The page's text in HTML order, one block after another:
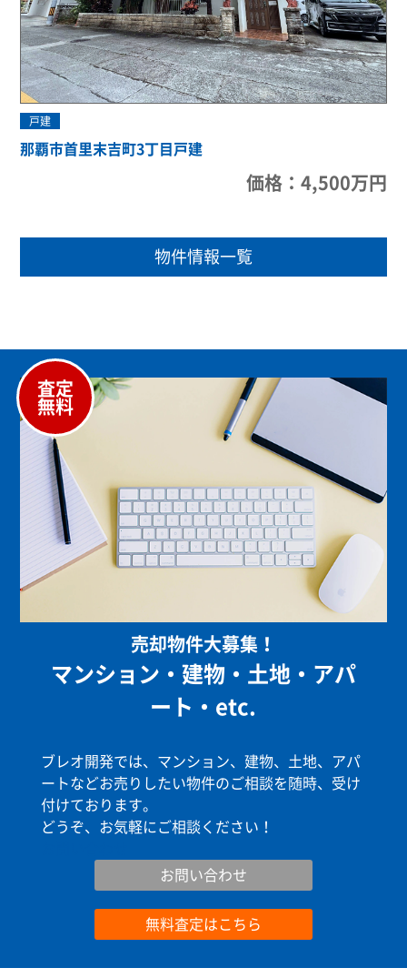
戸建
那覇市首里末吉町3丁目戸建
価格：4,500万円
物件情報一覧
売却物件大募集！
マンション・建物・土地・アパ
ート・etc.
ブレオ開発では、マンション、建物、土地、アパ
ートなどお売りしたい物件のご相談を随時、受け
付けております。
どうぞ、お気軽にご相談ください！
査定
無料
お問い合わせ
無料査定はこちら